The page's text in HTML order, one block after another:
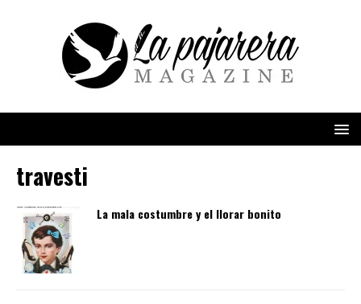
travesti
La mala costumbre y el llorar bonito